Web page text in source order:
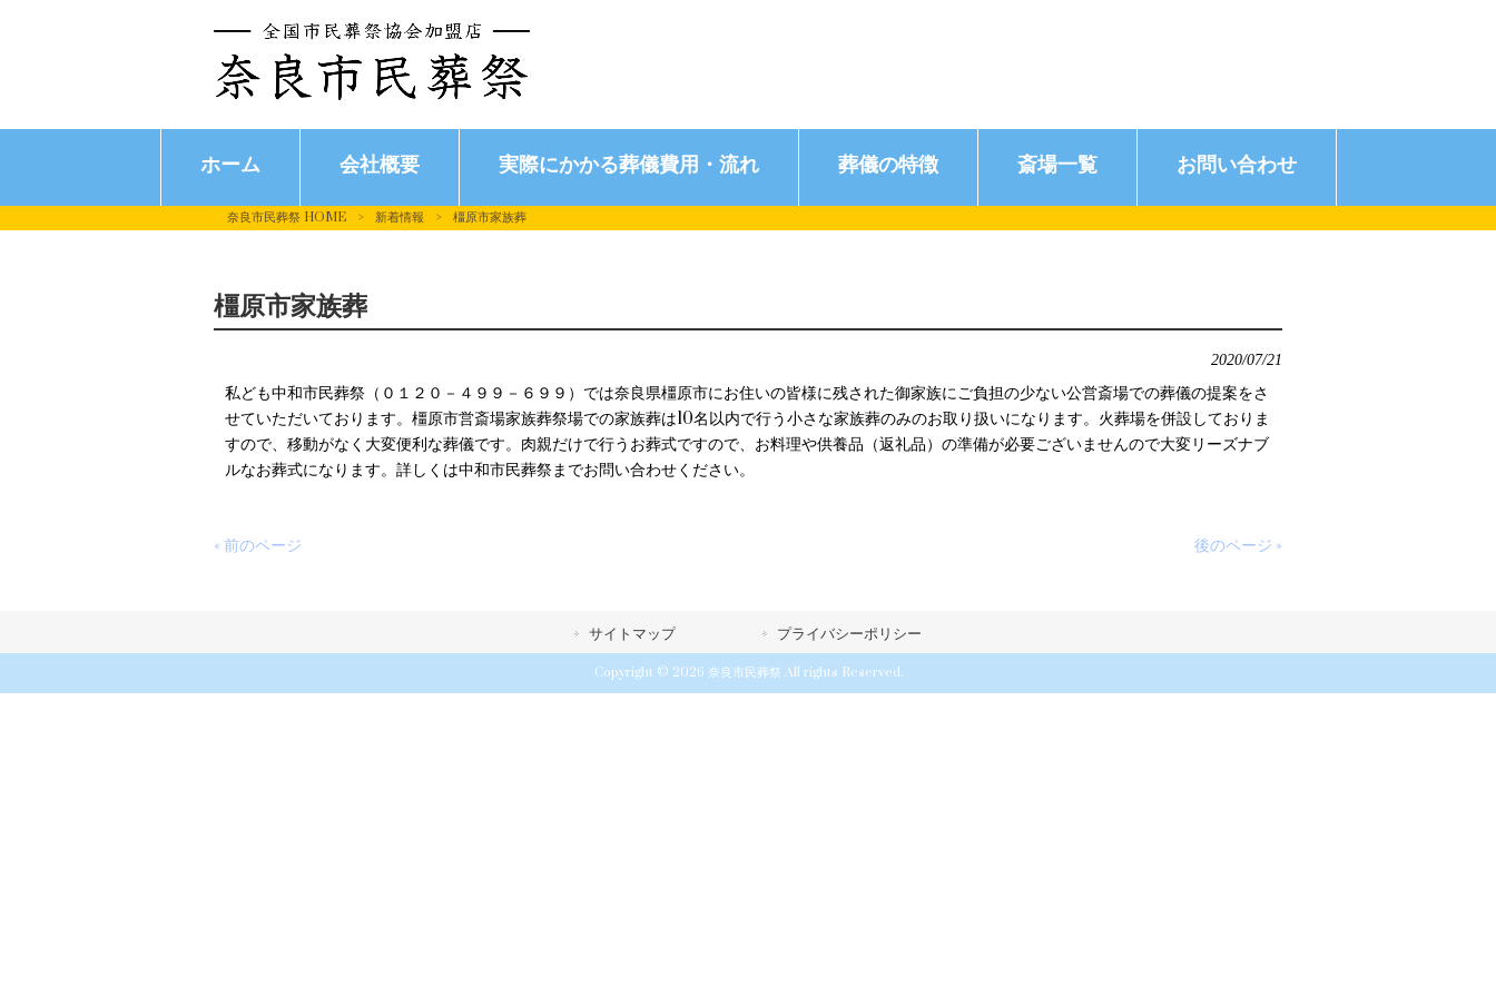
ホーム 会社概要 実際にかかる葬儀費用・流れ 葬儀の特徴 斎場一覧 お問い合わせ
奈良市民葬祭 HOME > 新着情報 > 橿原市家族葬
橿原市家族葬
2020/07/21
私ども中和市民葬祭（０１２０－４９９－６９９）では奈良県橿原市にお住いの皆様に残された御家族にご負担の少ない公営斎場での葬儀の提案をさ
せていただいております。橿原市営斎場家族葬祭場での家族葬は10名以内で行う小さな家族葬のみのお取り扱いになります。火葬場を併設しておりま
すので、移動がなく大変便利な葬儀です。肉親だけで行うお葬式ですので、お料理や供養品（返礼品）の準備が必要ございませんので大変リーズナブ
ルなお葬式になります。詳しくは中和市民葬祭までお問い合わせください。
« 前のページ 後のページ »
サイトマップ プライバシーポリシー
Copyright © 2026 奈良市民葬祭 All rights Reserved.